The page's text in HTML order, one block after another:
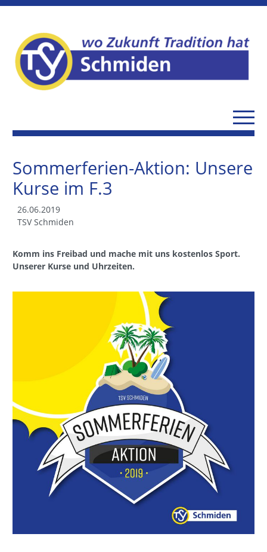
Sommerferien-Aktion: Unsere
Kurse im F.3
26.06.2019
TSV Schmiden
Komm ins Freibad und mache mit uns kostenlos Sport.
Unserer Kurse und Uhrzeiten.